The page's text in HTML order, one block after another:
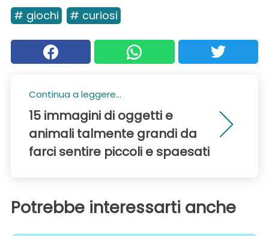
# giochi # curiosi
Continua a leggere...
15 immagini di oggetti e
animali talmente grandi da
farci sentire piccoli e spaesati
Potrebbe interessarti anche